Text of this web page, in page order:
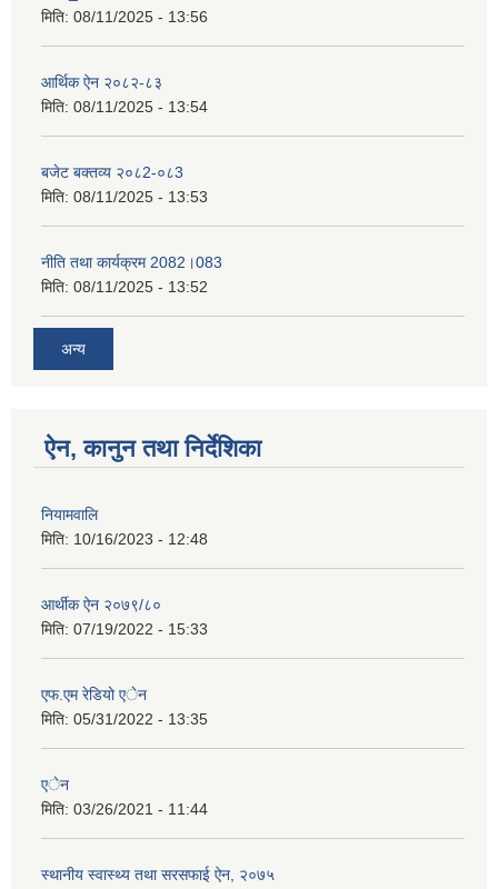
मिति: 08/11/2025 - 13:56
आर्थिक ऐन २०८२-८३
मिति: 08/11/2025 - 13:54
बजेट बक्तव्य २०८2-०८3
मिति: 08/11/2025 - 13:53
नीति तथा कार्यक्रम 2082।083
मिति: 08/11/2025 - 13:52
अन्य
ऐन, कानुन तथा निर्देशिका
नियामवालि
मिति: 10/16/2023 - 12:48
आर्थीक ऐन २०७९/८०
मिति: 07/19/2022 - 15:33
एफ.एम रेडियो एेन
मिति: 05/31/2022 - 13:35
एेन
मिति: 03/26/2021 - 11:44
स्थानीय स्वास्थ्य तथा सरसफाई ऐन, २०७५